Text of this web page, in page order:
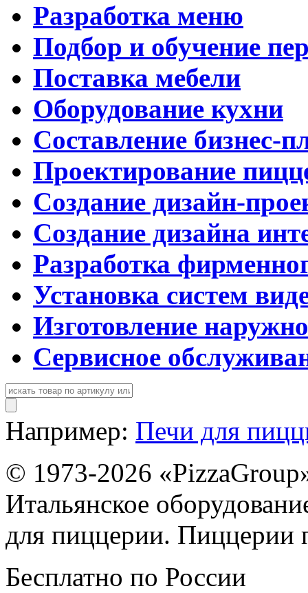
Разработка меню
Подбор и обучение
Поставка мебели
Оборудование кухни
Составление бизнес-
Проектирование
Создание дизайн-
Создание дизайна
Разработка
Установка систем
Изготовление
Сервисное
Например: Печи для
© 1973-2026
Итальянское
для пиццерии. Пиццерии
Бесплатно по России